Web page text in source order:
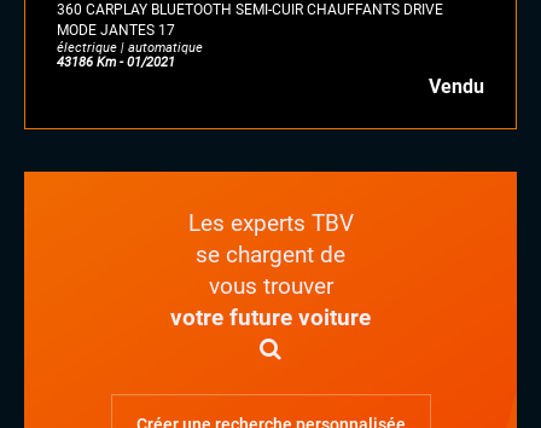
360 CARPLAY BLUETOOTH SEMI-CUIR CHAUFFANTS DRIVE
MODE JANTES 17
électrique | automatique
43186 Km - 01/2021
Vendu
Les experts TBV
se chargent de
vous trouver
votre future voiture